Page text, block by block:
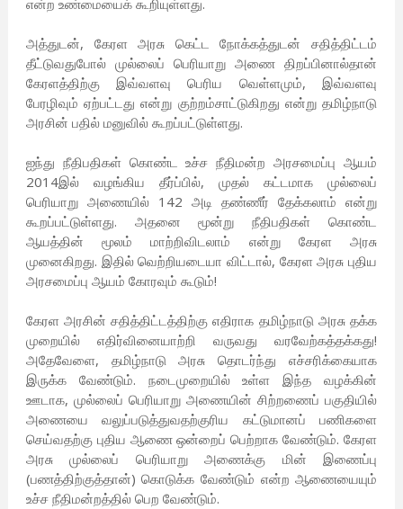
என்ற உண்மையைக் கூறியுள்ளது.
அத்துடன், கேரள அரசு கெட்ட நோக்கத்துடன் சதித்திட்டம்
தீட்டுவதுபோல் முல்லைப் பெரியாறு அணை திறப்பினால்தான்
கேரளத்திற்கு இவ்வளவு பெரிய வெள்ளமும், இவ்வளவு
பேரழிவும் ஏற்பட்டது என்று குற்றம்சாட்டுகிறது என்று தமிழ்நாடு
அரசின் பதில் மனுவில் கூறப்பட்டுள்ளது.
ஐந்து நீதிபதிகள் கொண்ட உச்ச நீதிமன்ற அரசமைப்பு ஆயம்
2014இல் வழங்கிய தீர்ப்பில், முதல் கட்டமாக முல்லைப்
பெரியாறு அணையில் 142 அடி தண்ணீர் தேக்கலாம் என்று
கூறப்பட்டுள்ளது. அதனை மூன்று நீதிபதிகள் கொண்ட
ஆயத்தின் மூலம் மாற்றிவிடலாம் என்று கேரள அரசு
முனைகிறது. இதில் வெற்றியடையா விட்டால், கேரள அரசு புதிய
அரசமைப்பு ஆயம் கோரவும் கூடும்!
கேரள அரசின் சதித்திட்டத்திற்கு எதிராக தமிழ்நாடு அரசு தக்க
முறையில் எதிர்வினையாற்றி வருவது வரவேற்கத்தக்கது!
அதேவேளை, தமிழ்நாடு அரசு தொடர்ந்து எச்சரிக்கையாக
இருக்க வேண்டும். நடைமுறையில் உள்ள இந்த வழக்கின்
ஊடாக, முல்லைப் பெரியாறு அணையின் சிற்றணைப் பகுதியில்
அணையை வலுப்படுத்துவதற்குரிய கட்டுமானப் பணிகளை
செய்வதற்கு புதிய ஆணை ஒன்றைப் பெற்றாக வேண்டும். கேரள
அரசு முல்லைப் பெரியாறு அணைக்கு மின் இணைப்பு
(பணத்திற்குத்தான்) கொடுக்க வேண்டும் என்ற ஆணையையும்
உச்ச நீதிமன்றத்தில் பெற வேண்டும்.